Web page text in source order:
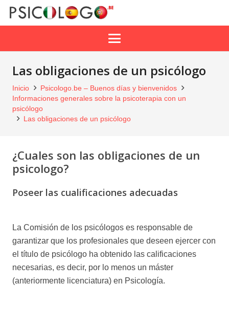
Las obligaciones de un psicólogo
Inicio
Psicologo.be – Buenos días y bienvenidos
Informaciones generales sobre la psicoterapia con un
psicólogo
Las obligaciones de un psicólogo
¿Cuales son las obligaciones de un
psicologo?
Poseer las cualificaciones adecuadas
La Comisión de los psicólogos es responsable de
garantizar que los profesionales que deseen ejercer con
el título de psicólogo ha obtenido las calificaciones
necesarias, es decir, por lo menos un máster
(anteriormente licenciatura) en Psicología.